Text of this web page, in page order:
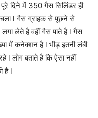
दिने में 350 गैस सिलिंडर ही
चला l गैस ग्राहक से पूछने से
लेते है वहीं गैस पाते है l गैस
में कनेक्शन है l भीड़ इतनी लंबी
l लोग बताते है कि ऐसा नहीं
है l